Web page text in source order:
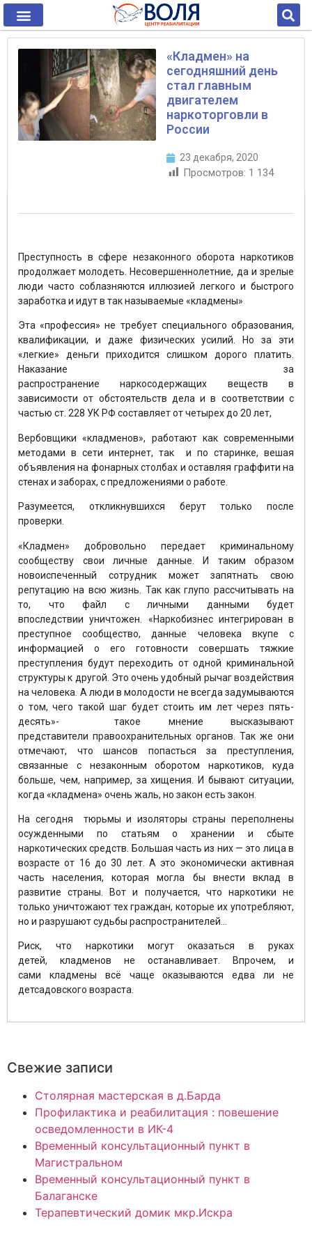
«Кладмен» на
сегодняшний день
стал главным
двигателем
наркоторговли в
России
23 декабря, 2020
Просмотров: 1 134
Преступность в сфере незаконного оборота наркотиков
продолжает молодеть. Несовершеннолетние, да и зрелые
люди часто соблазняются иллюзией легкого и быстрого
заработка и идут в так называемые «кладмены»
Эта «профессия» не требует специального образования,
квалификации, и даже физических усилий. Но за эти
«легкие» деньги приходится слишком дорого платить.
Наказание за
распространение наркосодержащих веществ в
зависимости от обстоятельств дела и в соответствии с
частью ст. 228 УК РФ составляет от четырех до 20 лет,
Вербовщики «кладменов», работают как современными
методами в сети интернет, так и по старинке, вешая
объявления на фонарных столбах и оставляя граффити на
стенах и заборах, с предложениями о работе.
Разумеется, откликнувшихся берут только после
проверки.
«Кладмен» добровольно передает криминальному
сообществу свои личные данные. И таким образом
новоиспеченный сотрудник может запятнать свою
репутацию на всю жизнь. Так как глупо рассчитывать на
то, что файл с личными данными будет
впоследствии уничтожен. «Наркобизнес интегрирован в
преступное сообщество, данные человека вкупе с
информацией о его готовности совершать тяжкие
преступления будут переходить от одной криминальной
структуры к другой. Это очень удобный рычаг воздействия
на человека. А люди в молодости не всегда задумываются
о том, чего такой шаг будет стоить им лет через пять-
десять»- такое мнение высказывают
представители правоохранительных органов. Так же они
отмечают, что шансов попасться за преступления,
связанные с незаконным оборотом наркотиков, куда
больше, чем, например, за хищения. И бывают ситуации,
когда «кладмена» очень жаль, но закон есть закон.
На сегодня тюрьмы и изоляторы страны переполнены
осужденными по статьям о хранении и сбыте
наркотических средств. Большая часть из них — это лица в
возрасте от 16 до 30 лет. А это экономически активная
часть населения, которая могла бы внести вклад в
развитие страны. Вот и получается, что наркотики не
только уничтожают тех граждан, которые их употребляют,
но и разрушают судьбы распространителей…
Риск, что наркотики могут оказаться в руках
детей, кладменов не останавливает. Впрочем, и
сами кладмены всё чаще оказываются едва ли не
детсадовского возраста.
Свежие записи
Столярная мастерская в д.Барда
Профилактика и реабилитация : повешение
осведомленности в ИК-4
Временный консультационный пункт в
Магистральном
Временный консультационный пункт в
Балаганске
Терапевтический домик мкр.Искра